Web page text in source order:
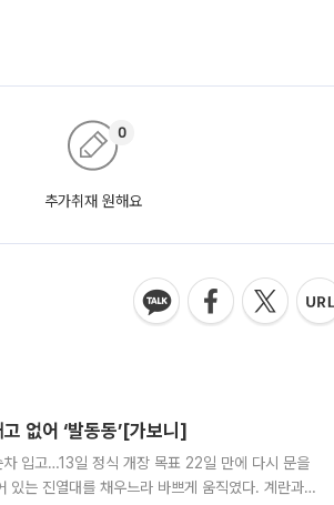
추가취재 원해요
0
없어 ‘발동동’[가보니]
입고…13일 정식 개장 목표 22일 만에 다시 문을
있는 진열대를 채우느라 바쁘게 움직였다. 계란과